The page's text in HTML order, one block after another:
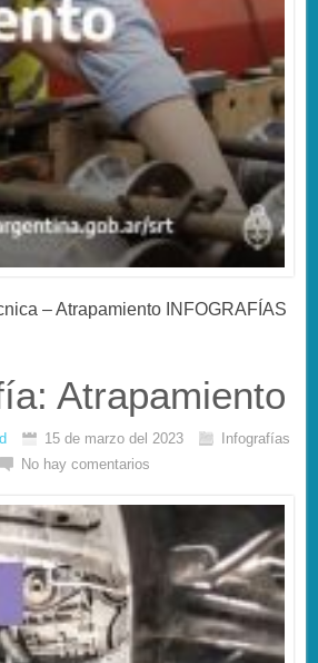
– Atrapamiento INFOGRAFÍAS
Atrapamiento
15 de marzo del 2023
Infografías
No hay comentarios